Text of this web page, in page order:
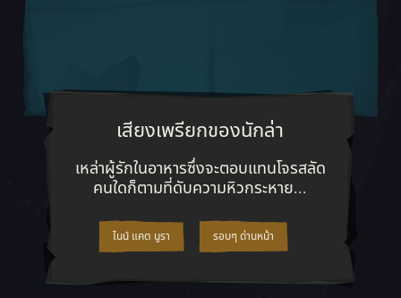
เสียงเพรียกของนักล่า
เหล่าผู้รักในอาหารซึ่งจะตอบแทนโจรสลัด
คนใดก็ตามที่ดับความหิวกระหาย...
เหล่าผู้รักในอาหารซึ่งจะตอบแทน
ไนน์ แคต นูรา รอบๆ ด่านหน้า